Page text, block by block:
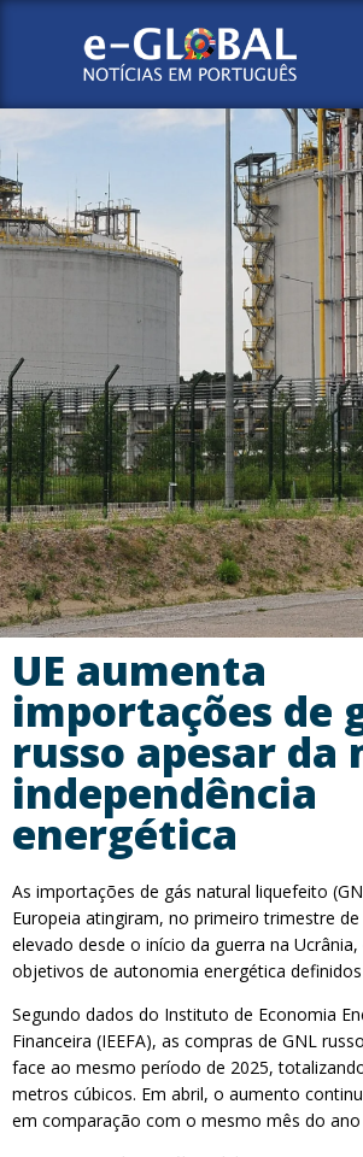
UE aumenta
importações de
russo apesar da
independência
energética
As importações de gás natural liquefeito
Europeia atingiram, no primeiro trimestre
elevado desde o início da guerra na
objetivos de autonomia energética
Segundo dados do Instituto de Economia
Financeira (IEEFA), as compras de GNL
face ao mesmo período de 2025,
metros cúbicos. Em abril, o aumento
em comparação com o mesmo mês do ano